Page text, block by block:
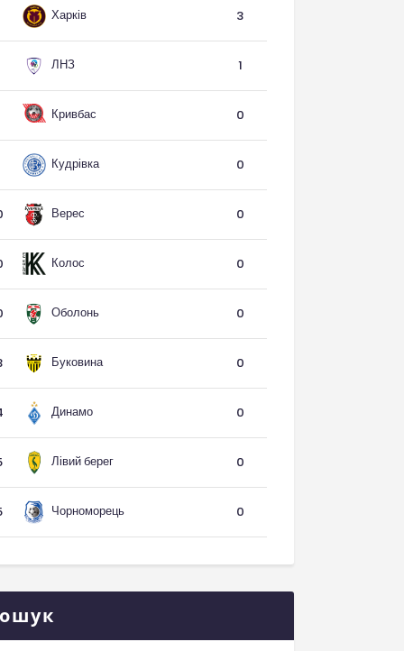
Харків 3
ЛНЗ 1
Кривбас 0
Кудрівка 0
Верес 0
Колос 0
Оболонь 0
Буковина 0
Динамо 0
Лівий берег 0
Чорноморець 0